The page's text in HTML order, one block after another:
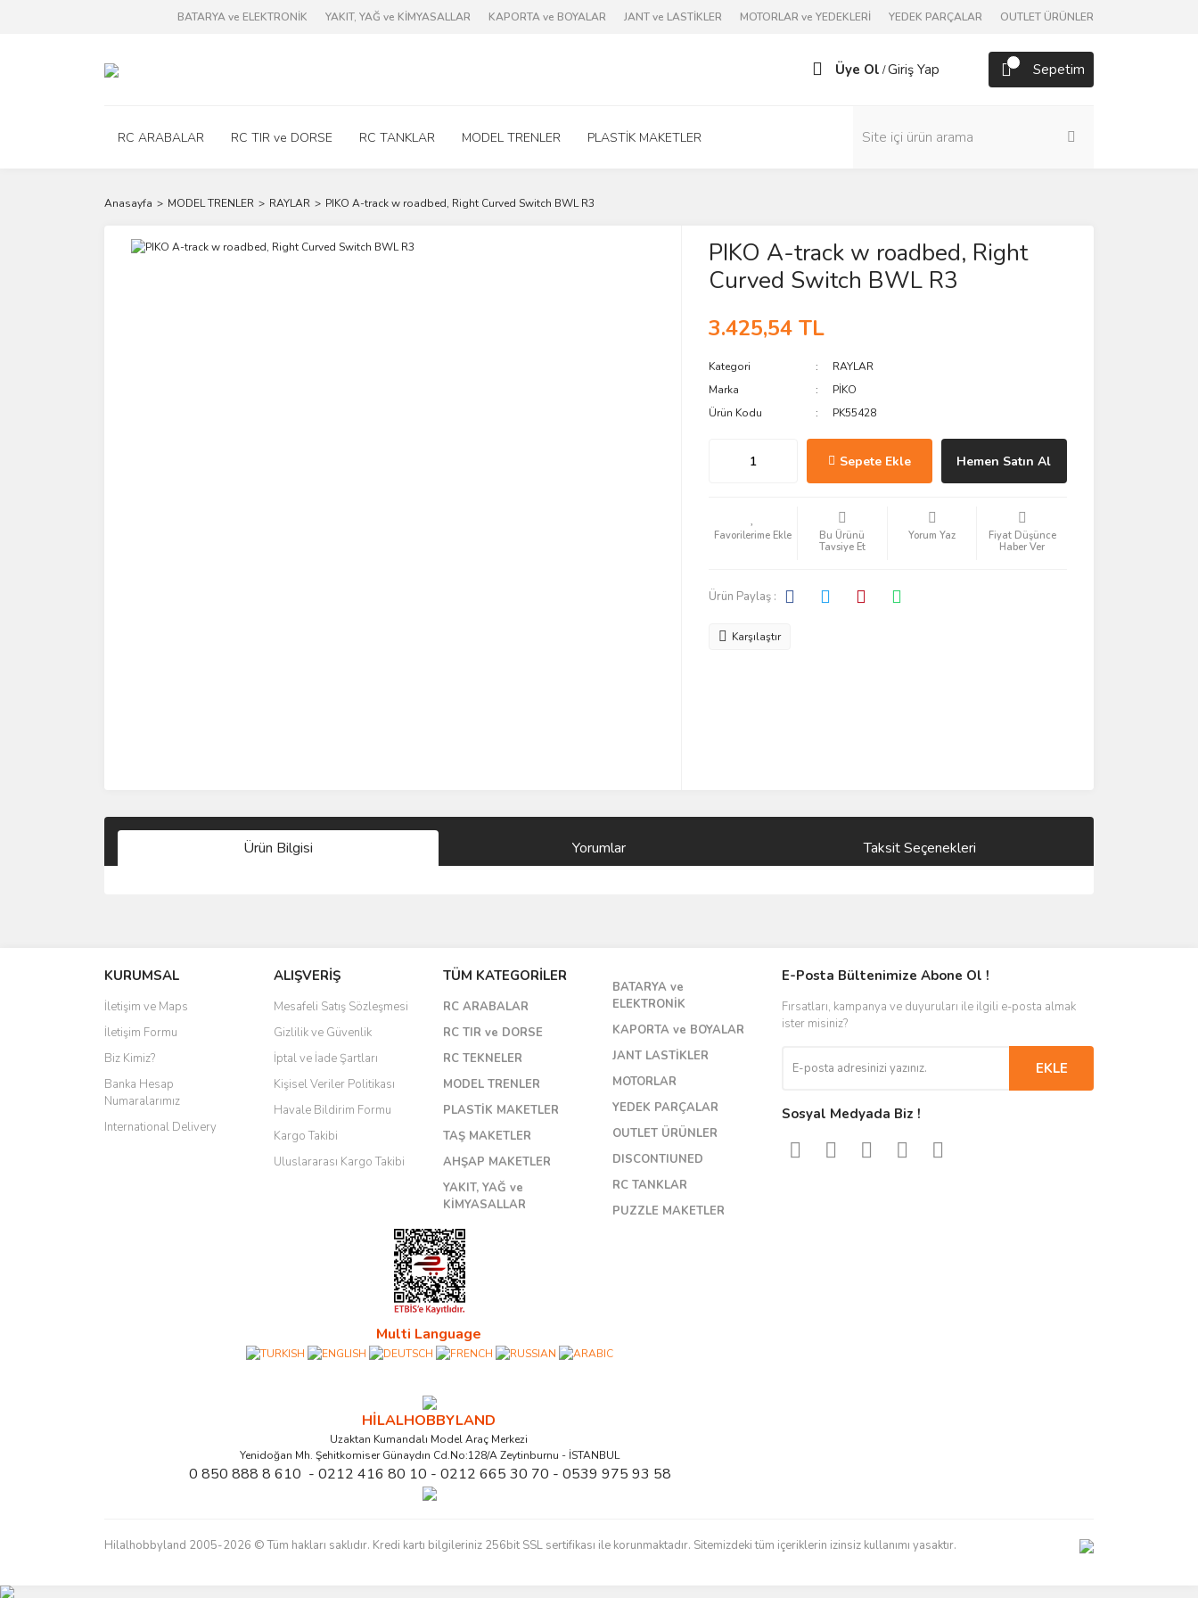
BATARYA ve ELEKTRONİK YAKIT, YAĞ ve KİMYASALLAR KAPORTA ve BOYALAR JANT ve LASTİKLER MOTORLAR ve YEDEKLERİ YEDEK PARÇALAR OUTLET ÜRÜNLER
Üye Ol /Giriş Yap Sepetim
RC ARABALAR RC TIR ve DORSE RC TANKLAR MODEL TRENLER PLASTİK MAKETLER
Anasayfa MODEL TRENLER RAYLAR PIKO A-track w roadbed, Right Curved Switch BWL R3
PIKO A-track w roadbed, Right
Curved Switch BWL R3
3.425,54 TL
Kategori
RAYLAR
Marka
PİKO
Ürün Kodu
PK55428
Sepete Ekle Hemen Satın Al
Bu Ürünü
Tavsiye Et
Yorum Yaz
Fiyat Düşünce
Haber Ver
Ürün Paylaş :
Karşılaştır
Ürün Bilgisi Yorumlar Taksit Seçenekleri
Yorum Yaz
KURUMSAL
İletişim ve Maps
İletişim Formu
Biz Kimiz?
Banka Hesap
Numaralarımız
International Delivery
ALIŞVERİŞ
Mesafeli Satış Sözleşmesi
Gizlilik ve Güvenlik
İptal ve İade Şartları
Kişisel Veriler Politikası
Havale Bildirim Formu
Kargo Takibi
Uluslararası Kargo Takibi
TÜM KATEGORİLER
RC ARABALAR
RC TIR ve DORSE
RC TEKNELER
MODEL TRENLER
PLASTİK MAKETLER
TAŞ MAKETLER
AHŞAP MAKETLER
YAKIT, YAĞ ve
KİMYASALLAR
BATARYA ve
ELEKTRONİK
KAPORTA ve BOYALAR
JANT LASTİKLER
MOTORLAR
YEDEK PARÇALAR
OUTLET ÜRÜNLER
DISCONTIUNED
RC TANKLAR
PUZZLE MAKETLER
Multi Language
HİLALHOBBYLAND
Uzaktan Kumandalı Model Araç Merkezi
Yenidoğan Mh. Şehitkomiser Günaydın Cd.No:128/A Zeytinburnu - İSTANBUL
0 850 888 8 610 - 0212 416 80 10 - 0212 665 30 70 - 0539 975 93 58
E-Posta Bültenimize Abone Ol !
Fırsatları, kampanya ve duyuruları ile ilgili e-posta almak
ister misiniz?
EKLE
Sosyal Medyada Biz !
Hilalhobbyland 2005-2026 © Tüm hakları saklıdır. Kredi kartı bilgileriniz 256bit SSL sertifikası ile korunmaktadır. Sitemizdeki tüm içeriklerin izinsiz kullanımı yasaktır.